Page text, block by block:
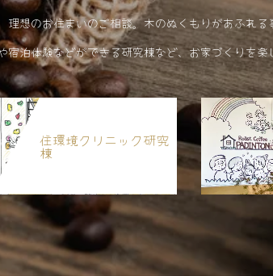
理想のお住まいのご相談。木のぬくもりがあふれ
宿泊体験などができる研究棟など、お家づくりを楽
住環境クリニック研究
棟